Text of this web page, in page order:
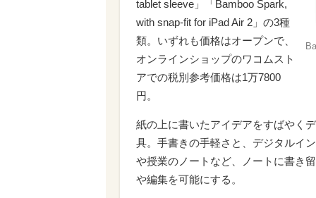
tablet sleeve」「Bamboo Spark,
with snap-fit for iPad Air 2」の3種
類。いずれも価格はオープンで、
オンラインショップのワコムスト
アでの税別参考価格は1万7800
円。
紙の上に書いたアイデアをすばやく
具。手書きの手軽さと、デジタルイ
や授業のノートなど、ノートに書き
や編集を可能にする。